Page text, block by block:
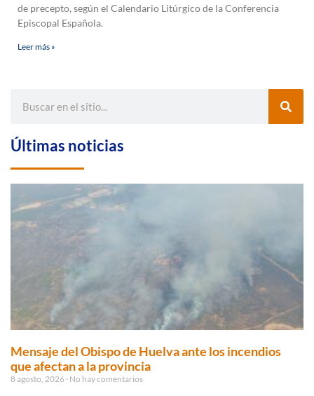
de precepto, según el Calendario Litúrgico de la Conferencia
Episcopal Española.
Leer más »
Últimas noticias
Mensaje del Obispo de Huelva ante los incendios
que afectan a la provincia
8 agosto, 2026 No hay comentarios